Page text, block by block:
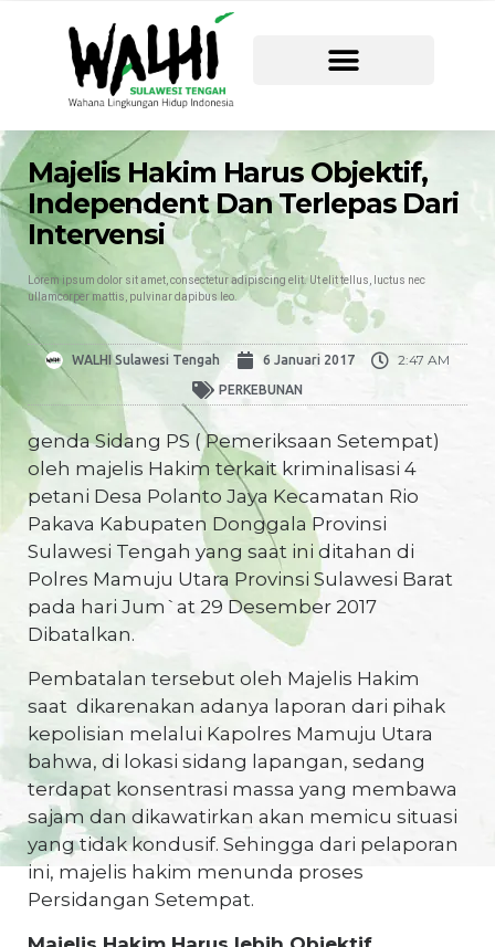
Majelis Hakim Harus Objektif,
Independent Dan Terlepas Dari
Intervensi
Lorem ipsum dolor sit amet, consectetur adipiscing elit. Ut elit tellus, luctus nec
ullamcorper mattis, pulvinar dapibus leo.
WALHI Sulawesi Tengah 6 Januari 2017 2:47 AM
PERKEBUNAN
genda Sidang PS ( Pemeriksaan Setempat)
oleh majelis Hakim terkait kriminalisasi 4
petani Desa Polanto Jaya Kecamatan Rio
Pakava Kabupaten Donggala Provinsi
Sulawesi Tengah yang saat ini ditahan di
Polres Mamuju Utara Provinsi Sulawesi Barat
pada hari Jum`at 29 Desember 2017
Dibatalkan.
Pembatalan tersebut oleh Majelis Hakim
saat dikarenakan adanya laporan dari pihak
kepolisian melalui Kapolres Mamuju Utara
bahwa, di lokasi sidang lapangan, sedang
terdapat konsentrasi massa yang membawa
sajam dan dikawatirkan akan memicu situasi
yang tidak kondusif. Sehingga dari pelaporan
ini, majelis hakim menunda proses
Persidangan Setempat.